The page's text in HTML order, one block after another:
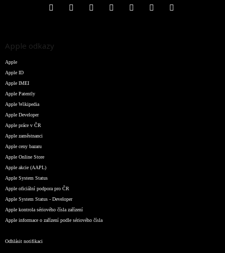
Apple odkazy
Apple
Apple ID
Apple IMEI
Apple Patently
Apple Wikipedia
Apple Developer
Apple práce v ČR
Apple zaměstnanci
Apple ceny bazaru
Apple Online Store
Apple akcie (AAPL)
Apple System Status
Apple oficiální podpora pro ČR
Apple System Status - Developer
Apple kontrola sériového čísla zařízení
Apple informace o zařízení podle sériového čísla
Odhlásit notifikaci